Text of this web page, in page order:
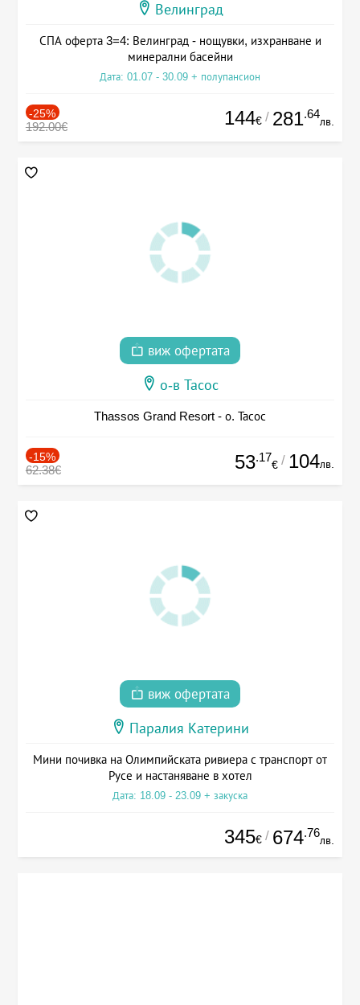
Велинград
СПА оферта 3=4: Велинград - нощувки, изхранване и
минерални басейни
Дата: 01.07 - 30.09 + полупансион
-25%
192.00€ 144€ / 281.64
лв.
виж офертата
о-в Тасос
Thassos Grand Resort - о. Тасос
-15%
62.38€ 53.17
€ / 104лв.
виж офертата
Паралия Катерини
Мини почивка на Олимпийската ривиера с транспорт от
Русе и настаняване в хотел
Дата: 18.09 - 23.09 + закуска
345€ / 674.76
лв.